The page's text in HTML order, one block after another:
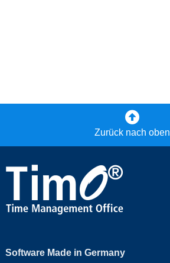
Zurück nach oben
Software Made in Germany